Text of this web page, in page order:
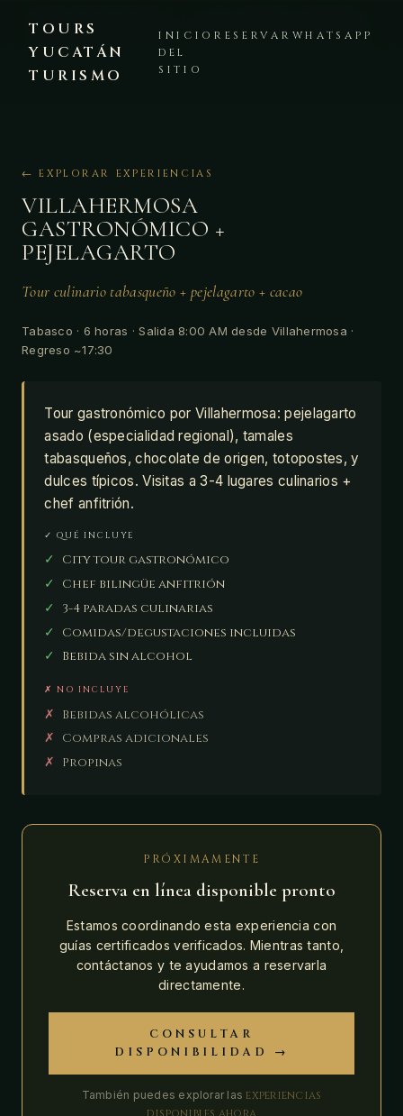
TOURS
YUCATÁN
TURISMO
INICIO
DEL
SITIO
RESERVAR WHATSAPP
PLATAFORMA VERIFICADA · 💬 WHATSAPP +52 999 225 8441
← EXPLORAR EXPERIENCIAS
VILLAHERMOSA
GASTRONÓMICO +
PEJELAGARTO
Tour culinario tabasqueño + pejelagarto + cacao
Tabasco · 6 horas · Salida 8:00 AM desde Villahermosa ·
Regreso ~17:30
Tour gastronómico por Villahermosa: pejelagarto
asado (especialidad regional), tamales
tabasqueños, chocolate de origen, totopostes, y
dulces típicos. Visitas a 3-4 lugares culinarios +
chef anfitrión.
✓ QUÉ INCLUYE
✓
City tour gastronómico
✓
Chef bilingüe anfitrión
✓
3-4 paradas culinarias
✓
Comidas/degustaciones incluidas
✓
Bebida sin alcohol
✗ NO INCLUYE
✗
Bebidas alcohólicas
✗
Compras adicionales
✗
Propinas
PRÓXIMAMENTE
Reserva en línea disponible pronto
Estamos coordinando esta experiencia con
guías certificados verificados. Mientras tanto,
contáctanos y te ayudamos a reservarla
directamente.
CONSULTAR
DISPONIBILIDAD →
También puedes explorar las experiencias
disponibles ahora